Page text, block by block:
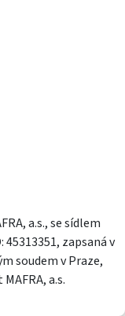
a.s., se sídlem
45313351, zapsaná v
soudem v Praze,
a.s.